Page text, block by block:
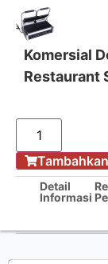
Rumah
/
Komersial Double
Komersial
Restaurant
Detail
Informasi